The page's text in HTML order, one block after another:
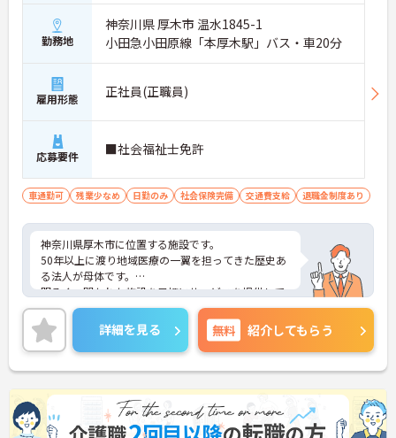
勤務地
神奈川県 厚木市 温水1845-1
小田急小田原線「本厚木駅」バス・車20分
雇用形態 正社員(正職員)
応募要件 ■社会福祉士免許
車通勤可 残業少なめ 日勤のみ 社会保険完備 交通費支給 退職金制度あり
神奈川県厚木市に位置する施設です。
50年以上に渡り地域医療の一翼を担ってきた歴史あ
る法人が母体です。
明るく、開かれた施設を目標にサービスを提供して
います。
ご興味のある方は是非お気軽にお問い合わせくださ
い。
詳細を見る 無料 紹介してもらう